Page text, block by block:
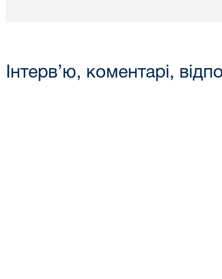
Інтерв’ю, коментарі,